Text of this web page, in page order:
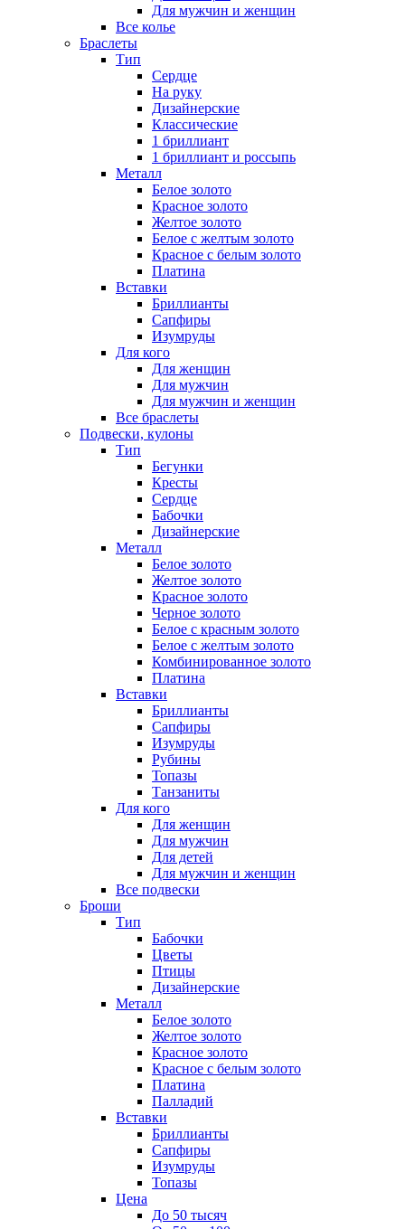
Для мужчин и женщин
Все колье
Браслеты
Тип
Сердце
На руку
Дизайнерские
Классические
1 бриллиант
1 бриллиант и россыпь
Металл
Белое золото
Красное золото
Желтое золото
Белое с желтым золото
Красное с белым золото
Платина
Вставки
Бриллианты
Сапфиры
Изумруды
Для кого
Для женщин
Для мужчин
Для мужчин и женщин
Все браслеты
Подвески, кулоны
Тип
Бегунки
Кресты
Сердце
Бабочки
Дизайнерские
Металл
Белое золото
Желтое золото
Красное золото
Черное золото
Белое с красным золото
Белое с желтым золото
Комбинированное золото
Платина
Вставки
Бриллианты
Сапфиры
Изумруды
Рубины
Топазы
Танзаниты
Для кого
Для женщин
Для мужчин
Для детей
Для мужчин и женщин
Все подвески
Броши
Тип
Бабочки
Цветы
Птицы
Дизайнерские
Металл
Белое золото
Желтое золото
Красное золото
Красное с белым золото
Платина
Палладий
Вставки
Бриллианты
Сапфиры
Изумруды
Топазы
Цена
До 50 тысяч